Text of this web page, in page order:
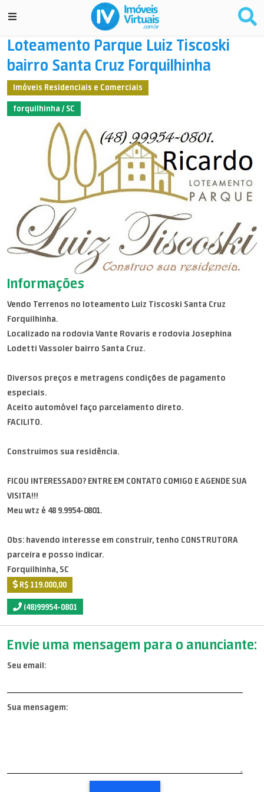
Loteamento Parque Luiz Tiscoski
bairro Santa Cruz Forquilhinha
Imóveis Residenciais e Comerciais
forquilhinha / SC
Informações
Vendo Terrenos no loteamento Luiz Tiscoski Santa Cruz
Forquilhinha.
Localizado na rodovia Vante Rovaris e rodovia Josephina
Lodetti Vassoler bairro Santa Cruz.
Diversos preços e metragens condições de pagamento
especiais.
Aceito automóvel faço parcelamento direto.
FACILITO.
Construimos sua residência.
FICOU INTERESSADO? ENTRE EM CONTATO COMIGO E AGENDE SUA
VISITA!!!
Meu wtz é 48 9.9954-0801.
Obs: havendo interesse em construir, tenho CONSTRUTORA
parceira e posso indicar.
Forquilhinha, SC
R$ 119.000,00
(48)99954-0801
Envie uma mensagem para o anunciante:
Seu email:
Sua mensagem: